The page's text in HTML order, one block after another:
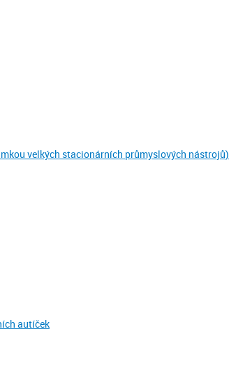
velkých stacionárních průmyslových nástrojů)
autíček